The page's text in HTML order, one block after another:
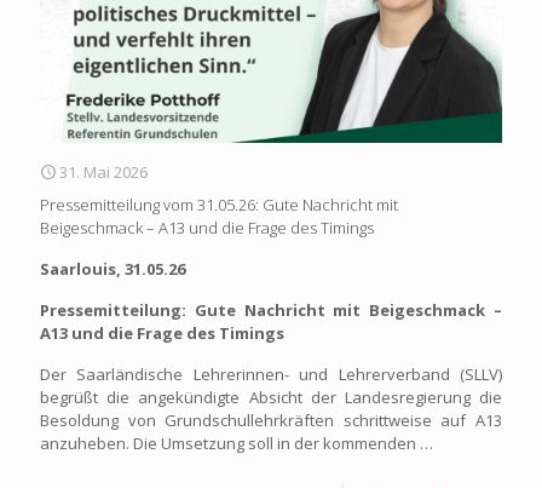
31. Mai 2026
Pressemitteilung vom 31.05.26: Gute Nachricht mit
Beigeschmack – A13 und die Frage des Timings
Saarlouis, 31.05.26
Pressemitteilung: Gute Nachricht mit Beigeschmack –
A13 und die Frage des Timings
Der Saarländische Lehrerinnen- und Lehrerverband (SLLV)
begrüßt die angekündigte Absicht der Landesregierung die
Besoldung von Grundschullehrkräften schrittweise auf A13
anzuheben. Die Umsetzung soll in der kommenden …